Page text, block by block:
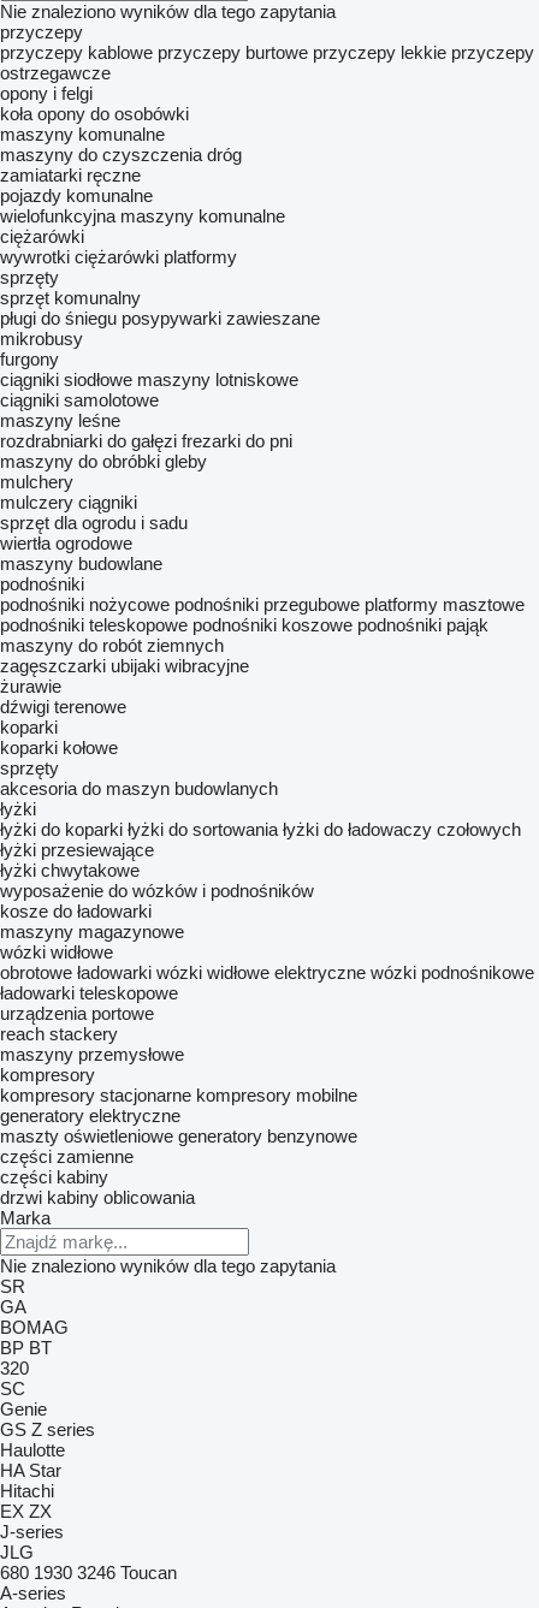
Nie znaleziono wyników dla tego zapytania
przyczepy
przyczepy kablowe przyczepy burtowe przyczepy lekkie przyczepy
ostrzegawcze
opony i felgi
koła opony do osobówki
maszyny komunalne
maszyny do czyszczenia dróg
zamiatarki ręczne
pojazdy komunalne
wielofunkcyjna maszyny komunalne
ciężarówki
wywrotki ciężarówki platformy
sprzęty
sprzęt komunalny
pługi do śniegu posypywarki zawieszane
mikrobusy
furgony
ciągniki siodłowe maszyny lotniskowe
ciągniki samolotowe
maszyny leśne
rozdrabniarki do gałęzi frezarki do pni
maszyny do obróbki gleby
mulchery
mulczery ciągniki
sprzęt dla ogrodu i sadu
wiertła ogrodowe
maszyny budowlane
podnośniki
podnośniki nożycowe podnośniki przegubowe platformy masztowe
podnośniki teleskopowe podnośniki koszowe podnośniki pająk
maszyny do robót ziemnych
zagęszczarki ubijaki wibracyjne
żurawie
dźwigi terenowe
koparki
koparki kołowe
sprzęty
akcesoria do maszyn budowlanych
łyżki
łyżki do koparki łyżki do sortowania łyżki do ładowaczy czołowych
łyżki przesiewające
łyżki chwytakowe
wyposażenie do wózków i podnośników
kosze do ładowarki
maszyny magazynowe
wózki widłowe
obrotowe ładowarki wózki widłowe elektryczne wózki podnośnikowe
ładowarki teleskopowe
urządzenia portowe
reach stackery
maszyny przemysłowe
kompresory
kompresory stacjonarne kompresory mobilne
generatory elektryczne
maszty oświetleniowe generatory benzynowe
części zamienne
części kabiny
drzwi kabiny oblicowania
Marka
Nie znaleziono wyników dla tego zapytania
SR
GA
BOMAG
BP BT
320
SC
Genie
GS Z series
Haulotte
HA Star
Hitachi
EX ZX
J-series
JLG
680 1930 3246 Toucan
A-series